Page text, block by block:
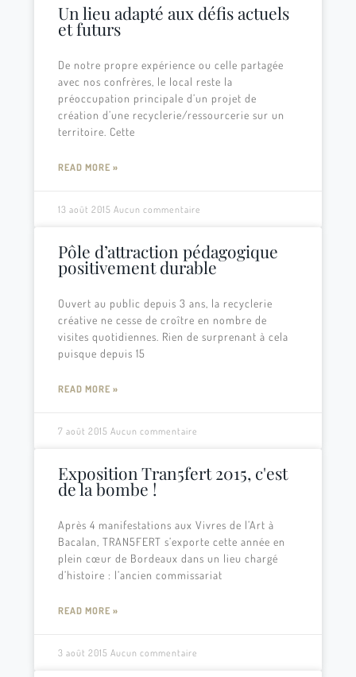
Un lieu adapté aux défis actuels
et futurs
De notre propre expérience ou celle partagée
avec nos confrères, le local reste la
préoccupation principale d’un projet de
création d’une recyclerie/ressourcerie sur un
territoire. Cette
READ MORE »
13 août 2015 Aucun commentaire
Pôle d’attraction pédagogique
positivement durable
Ouvert au public depuis 3 ans, la recyclerie
créative ne cesse de croître en nombre de
visites quotidiennes. Rien de surprenant à cela
puisque depuis 15
READ MORE »
7 août 2015 Aucun commentaire
Exposition Tran5fert 2015, c'est
de la bombe !
Après 4 manifestations aux Vivres de l’Art à
Bacalan, TRAN5FERT s’exporte cette année en
plein cœur de Bordeaux dans un lieu chargé
d’histoire : l’ancien commissariat
READ MORE »
3 août 2015 Aucun commentaire